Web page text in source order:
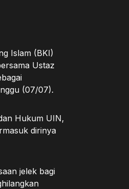
Islam (BKI)
Ustaz
(07/07).
Hukum UIN,
dirinya
jelek bagi